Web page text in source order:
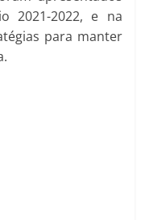
2021-2022, e na
para manter